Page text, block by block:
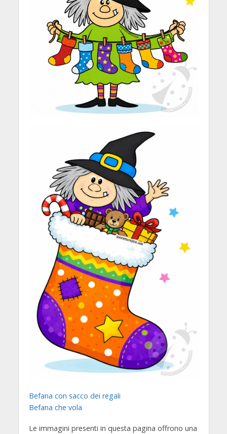
Befana con sacco dei regali
Befana che vola
Le immagini presenti in questa pagina offrono una